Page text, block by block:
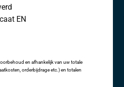
EN
en afhankelijk van uw totale
orderbijdrage etc.) en totalen